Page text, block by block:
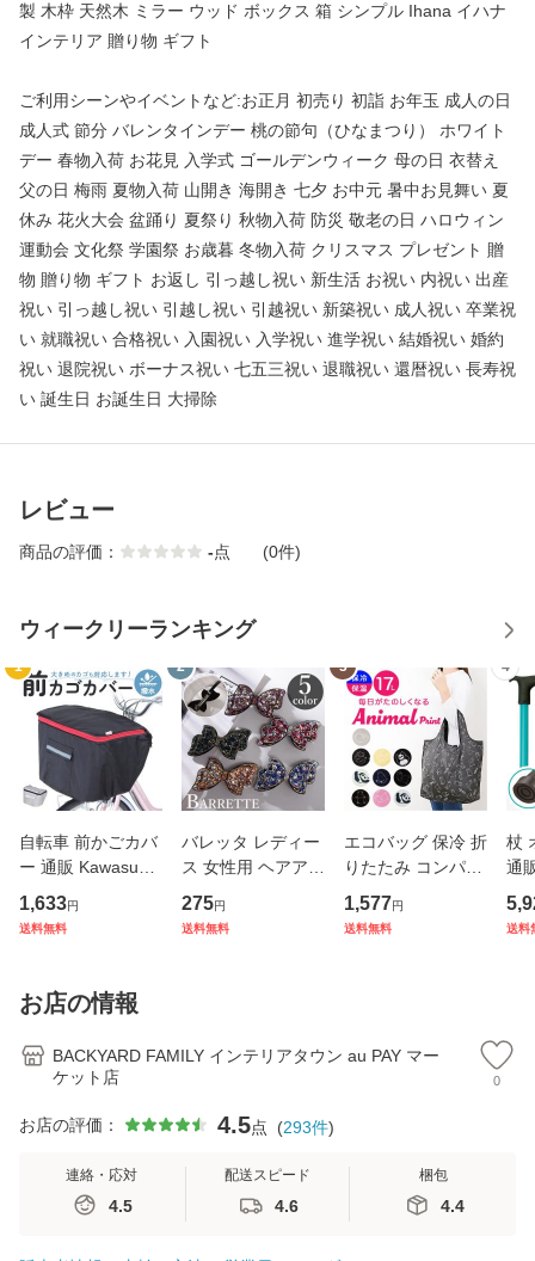
製 木枠 天然木 ミラー ウッド ボックス 箱 シンプル Ihana イハナ
インテリア 贈り物 ギフト
ご利用シーンやイベントなど:お正月 初売り 初詣 お年玉 成人の日
成人式 節分 バレンタインデー 桃の節句（ひなまつり） ホワイト
デー 春物入荷 お花見 入学式 ゴールデンウィーク 母の日 衣替え
父の日 梅雨 夏物入荷 山開き 海開き 七夕 お中元 暑中お見舞い 夏
休み 花火大会 盆踊り 夏祭り 秋物入荷 防災 敬老の日 ハロウィン
運動会 文化祭 学園祭 お歳暮 冬物入荷 クリスマス プレゼント 贈
物 贈り物 ギフト お返し 引っ越し祝い 新生活 お祝い 内祝い 出産
祝い 引っ越し祝い 引越し祝い 引越祝い 新築祝い 成人祝い 卒業祝
い 就職祝い 合格祝い 入園祝い 入学祝い 進学祝い 結婚祝い 婚約
祝い 退院祝い ボーナス祝い 七五三祝い 退職祝い 還暦祝い 長寿祝
い 誕生日 お誕生日 大掃除
レビュー
商品の評価： -点 (0件)
ウィークリーランキング
1
自転車 前かごカバ
ー 通販 Kawasumi
カワスミ 前カゴカ
バー バスケット カ
カバー 前 Keia＋
かわ
1,633円
送料無料
2
バレッタ レディー
ス 女性用 ヘアアク
セサリー リボン ラ
インストーン キラ
275円
送料無料
3
エコバッグ 保冷 折
りたたみ コンパク
ト 通販 エコバック
アニマル柄 エコ バ
1,577円
送料無料
4
杖
通
杖
本
送料
お店の情報
BACKYARD FAMILY インテリアタウン au PAY マー
ケット店
0
お店の評価： 4.5点 (293件)
連絡・応対
4.5
配送スピード
4.6
梱包
4.4